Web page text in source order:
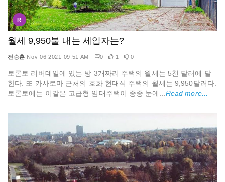
R
월세 9,950불 내는 세입자는?
전승훈 Nov 06 2021 09:51 AM 0 1 0
토론토 리버데일에 있는 방 3개짜리 주택의 월세는 5천 달러에 달
한다. 또 카사로마 근처의 호화 현대식 주택의 월세는 9,950달러다.
토론토에는 이같은 고급형 임대주택이 종종 눈에... Read more...